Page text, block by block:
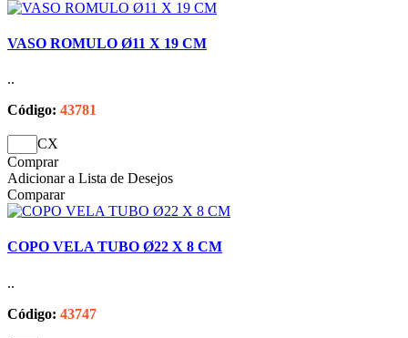
VASO ROMULO Ø11 X 19 CM
..
Código: 43781
CX
Comprar
Adicionar a Lista de Desejos
Comparar
COPO VELA TUBO Ø22 X 8 CM
..
Código: 43747